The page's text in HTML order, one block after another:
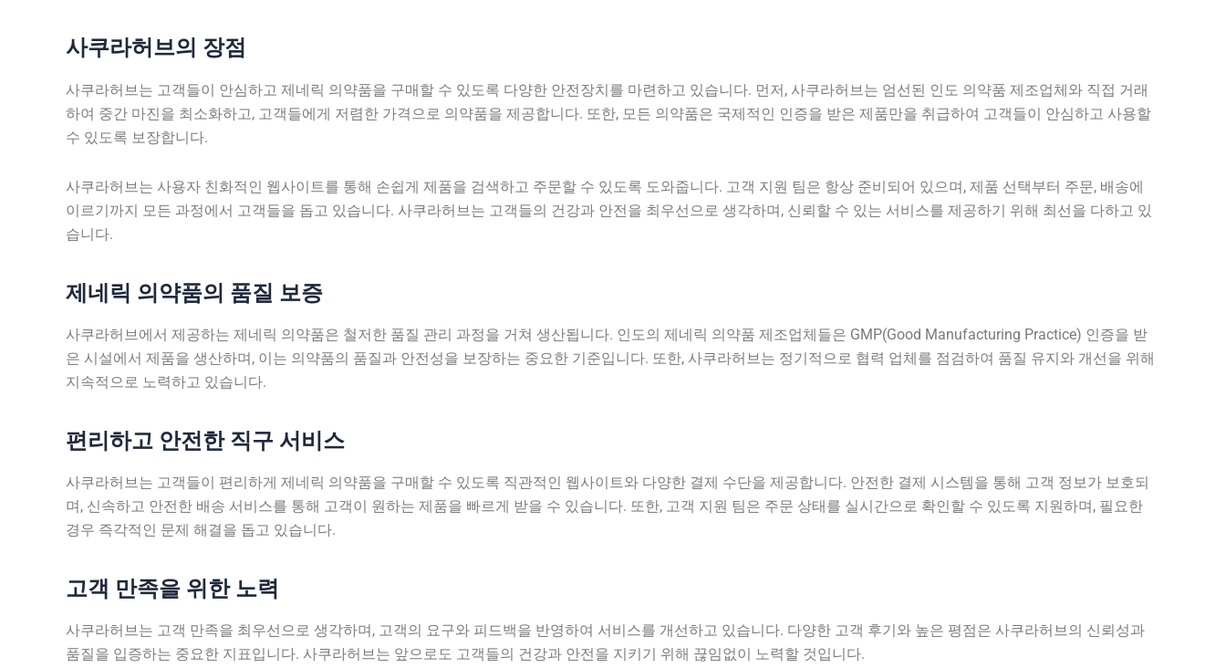
사쿠라허브의 장점
사쿠라허브는 고객들이 안심하고 제네릭 의약품을 구매할 수 있도록 다양한 안전장치를 마련하고 있습니다. 먼저, 사쿠라허브는 엄선된 인도 의약품 제조업체와 직접 거래
하여 중간 마진을 최소화하고, 고객들에게 저렴한 가격으로 의약품을 제공합니다. 또한, 모든 의약품은 국제적인 인증을 받은 제품만을 취급하여 고객들이 안심하고 사용할
수 있도록 보장합니다.
사쿠라허브는 사용자 친화적인 웹사이트를 통해 손쉽게 제품을 검색하고 주문할 수 있도록 도와줍니다. 고객 지원 팀은 항상 준비되어 있으며, 제품 선택부터 주문, 배송에
이르기까지 모든 과정에서 고객들을 돕고 있습니다. 사쿠라허브는 고객들의 건강과 안전을 최우선으로 생각하며, 신뢰할 수 있는 서비스를 제공하기 위해 최선을 다하고 있
습니다.
제네릭 의약품의 품질 보증
사쿠라허브에서 제공하는 제네릭 의약품은 철저한 품질 관리 과정을 거쳐 생산됩니다. 인도의 제네릭 의약품 제조업체들은 GMP(Good Manufacturing Practice) 인증을 받
은 시설에서 제품을 생산하며, 이는 의약품의 품질과 안전성을 보장하는 중요한 기준입니다. 또한, 사쿠라허브는 정기적으로 협력 업체를 점검하여 품질 유지와 개선을 위해
지속적으로 노력하고 있습니다.
편리하고 안전한 직구 서비스
사쿠라허브는 고객들이 편리하게 제네릭 의약품을 구매할 수 있도록 직관적인 웹사이트와 다양한 결제 수단을 제공합니다. 안전한 결제 시스템을 통해 고객 정보가 보호되
며, 신속하고 안전한 배송 서비스를 통해 고객이 원하는 제품을 빠르게 받을 수 있습니다. 또한, 고객 지원 팀은 주문 상태를 실시간으로 확인할 수 있도록 지원하며, 필요한
경우 즉각적인 문제 해결을 돕고 있습니다.
고객 만족을 위한 노력
사쿠라허브는 고객 만족을 최우선으로 생각하며, 고객의 요구와 피드백을 반영하여 서비스를 개선하고 있습니다. 다양한 고객 후기와 높은 평점은 사쿠라허브의 신뢰성과
품질을 입증하는 중요한 지표입니다. 사쿠라허브는 앞으로도 고객들의 건강과 안전을 지키기 위해 끊임없이 노력할 것입니다.